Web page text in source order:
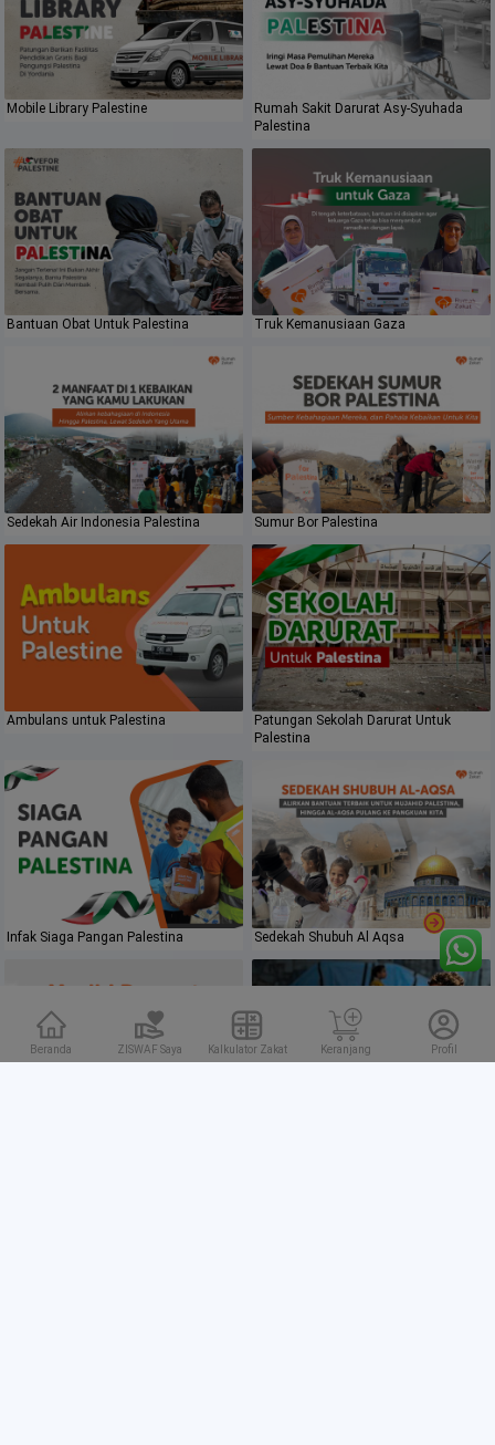
Mobile Library Palestine
Rumah Sakit Darurat Asy-Syuhada
Palestina
Bantuan Obat Untuk Palestina Truk Kemanusiaan Gaza
Sedekah Air Indonesia Palestina Sumur Bor Palestina
Ambulans untuk Palestina
Patungan Sekolah Darurat Untuk
Palestina
Infak Siaga Pangan Palestina Sedekah Shubuh Al Aqsa
Beranda ZISWAF Saya Kalkulator Zakat Keranjang Profil